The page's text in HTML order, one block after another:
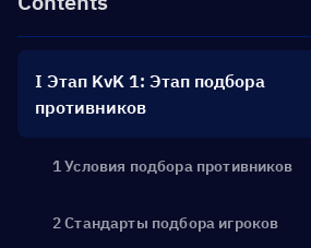
I Этап KvK 1: Этап подбора
противников
1 Условия подбора противников
2 Стандарты подбора игроков